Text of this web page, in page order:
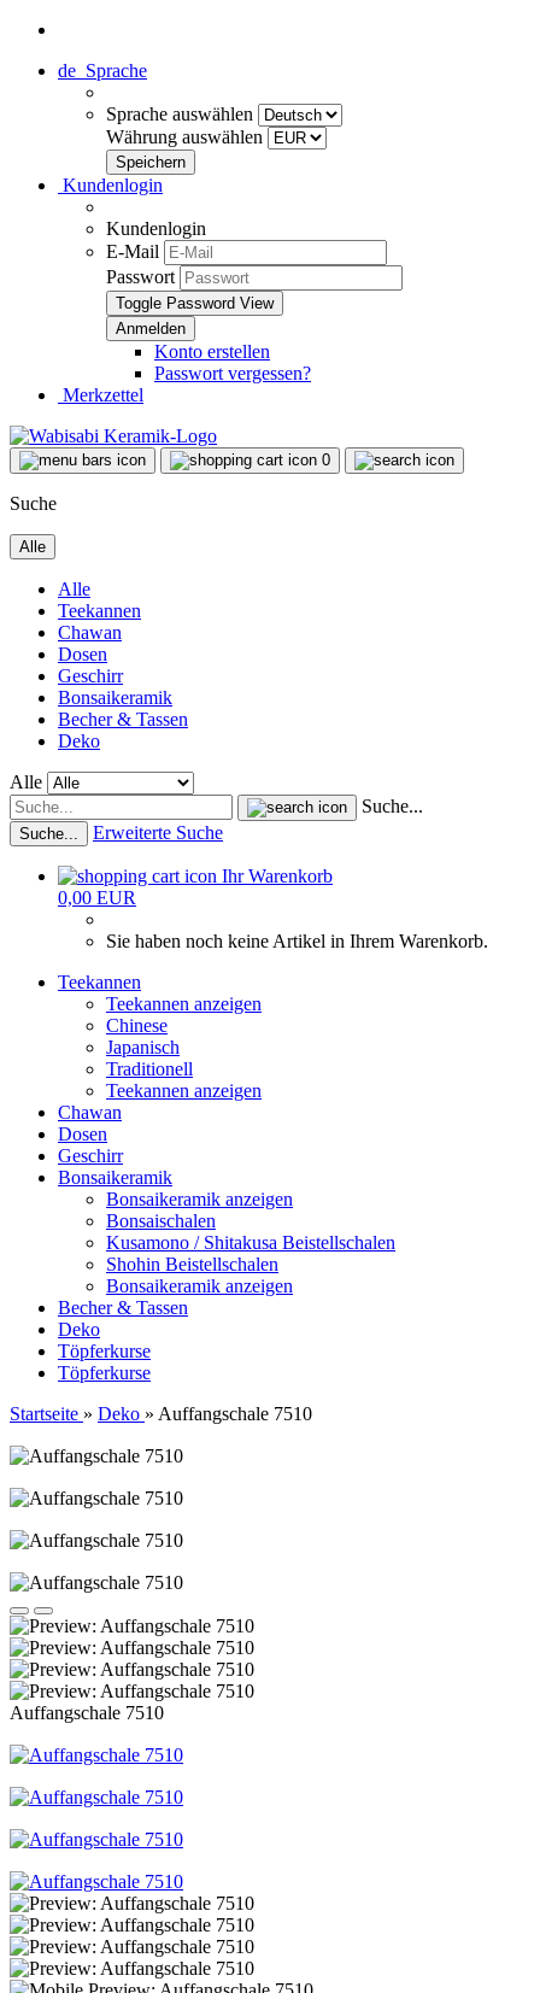
de Sprache
Sprache auswählen
Währung auswählen
Kundenlogin
Kundenlogin
E-Mail
Passwort
Toggle Password View
Konto erstellen
Passwort vergessen?
Merkzettel
0
Suche
Alle
Alle
Teekannen
Chawan
Dosen
Geschirr
Bonsaikeramik
Becher & Tassen
Deko
Alle
Suche...
Suche... Erweiterte Suche
Ihr Warenkorb
0,00 EUR
Sie haben noch keine Artikel in Ihrem Warenkorb.
Teekannen
Teekannen anzeigen
Chinese
Japanisch
Traditionell
Teekannen anzeigen
Chawan
Dosen
Geschirr
Bonsaikeramik
Bonsaikeramik anzeigen
Bonsaischalen
Kusamono / Shitakusa Beistellschalen
Shohin Beistellschalen
Bonsaikeramik anzeigen
Becher & Tassen
Deko
Töpferkurse
Töpferkurse
Startseite » Deko » Auffangschale 7510
Auffangschale 7510